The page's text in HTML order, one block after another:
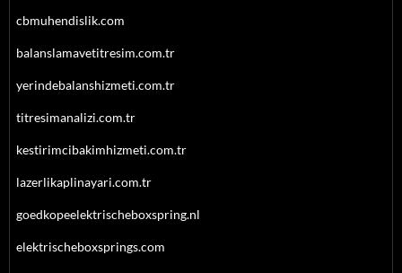
cbmuhendislik.com
balanslamavetitresim.com.tr
yerindebalanshizmeti.com.tr
titresimanalizi.com.tr
kestirimcibakimhizmeti.com.tr
lazerlikaplinayari.com.tr
goedkopeelektrischeboxspring.nl
elektrischeboxsprings.com